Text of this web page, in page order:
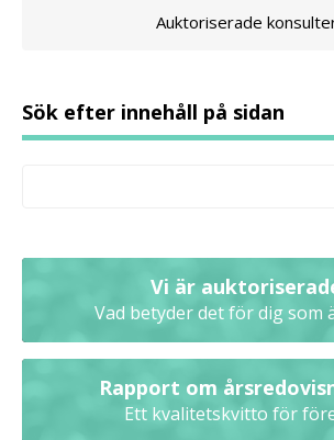
Auktoriserade
Sök efter innehåll på sidan
Vi är
Vad betyder det för dig som
Rapport om
Ett kvalitetskvitto för